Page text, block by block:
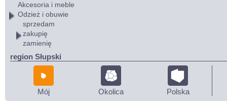
Akcesoria i meble
Odzież i obuwie
sprzedam
zakupię
zamienię
region Słupski
Mój Okolica Polska